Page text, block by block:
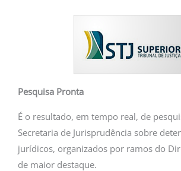
Pesquisa Pronta
É o resultado, em tempo real, de
Secretaria de Jurisprudência sobre
jurídicos, organizados por ramos do
de maior destaque.